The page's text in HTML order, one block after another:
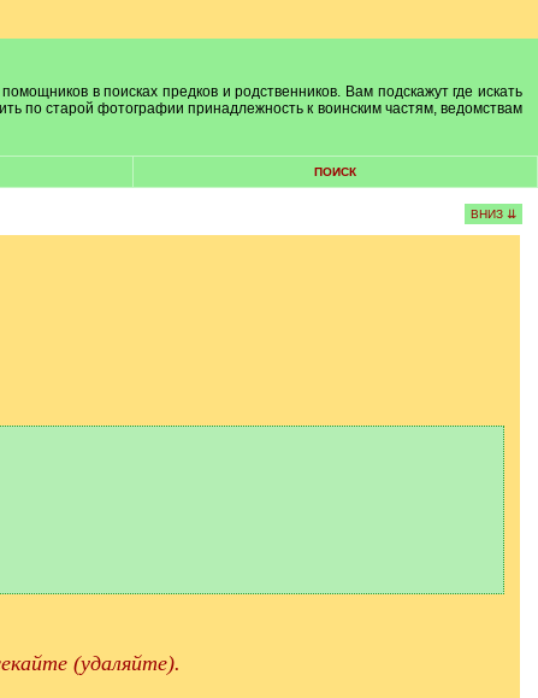
в поисках предков и родственников. Вам подскажут где искать
по старой фотографии принадлежность к воинским частям, ведомствам
ПОИСК
ВНИЗ ⇊
(удаляйте).